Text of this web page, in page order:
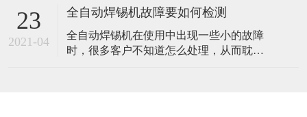
工智能
品质与效率。点胶针头在自动点胶机中扮
演着很重要的角色,不同的胶水需要配不同
样式的点胶针头,它将直接与间接影响着点
胶机的点胶质量与效果,由此可见其点胶针
23
2021-04
全自动焊锡机故障要如何检测
全自动焊锡机在使用中出现一些小的故障
时，很多客户不知道怎么处理，从而耽误